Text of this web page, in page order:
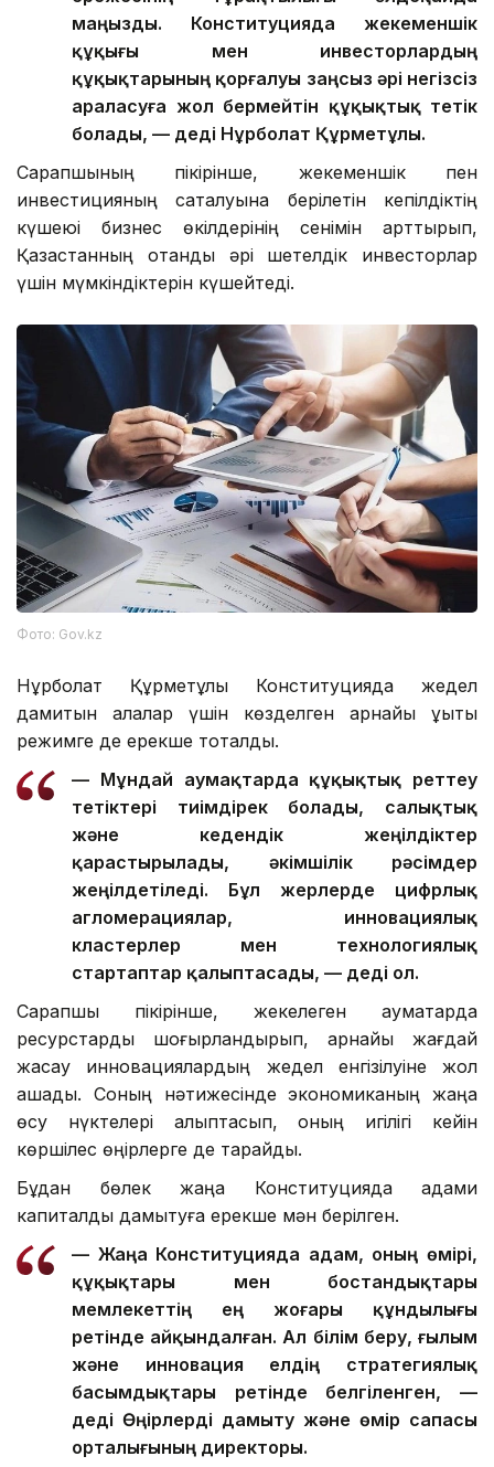
маңызды. Конституцияда жекеменшік
құқығы мен инвесторлардың
құқықтарының қорғалуы заңсыз әрі негізсіз
араласуға жол бермейтін құқықтық тетік
болады, — деді Нұрболат Құрметұлы.
Сарапшының пікірінше, жекеменшік пен
инвестицияның сақталуына берілетін кепілдіктің
күшеюі бизнес өкілдерінің сенімін арттырып,
Қазақстанның отандық әрі шетелдік инвесторлар
үшін мүмкіндіктерін күшейтеді.
Фото: Gov.kz
Нұрболат Құрметұлы Конституцияда жедел
дамитын қалалар үшін көзделген арнайы құқықтық
режимге де ерекше тоқталды.
— Мұндай аумақтарда құқықтық реттеу
тетіктері тиімдірек болады, салықтық
және кедендік жеңілдіктер
қарастырылады, әкімшілік рәсімдер
жеңілдетіледі. Бұл жерлерде цифрлық
агломерациялар, инновациялық
кластерлер мен технологиялық
стартаптар қалыптасады, — деді ол.
Сарапшы пікірінше, жекелеген аумақтарда
ресурстарды шоғырландырып, арнайы жағдай
жасау инновациялардың жедел енгізілуіне жол
ашады. Соның нәтижесінде экономиканың жаңа
өсу нүктелері қалыптасып, оның игілігі кейін
көршілес өңірлерге де тарайды.
Бұдан бөлек жаңа Конституцияда адами
капиталды дамытуға ерекше мән берілген.
— Жаңа Конституцияда адам, оның өмірі,
құқықтары мен бостандықтары
мемлекеттің ең жоғары құндылығы
ретінде айқындалған. Ал білім беру, ғылым
және инновация елдің стратегиялық
басымдықтары ретінде белгіленген, —
деді Өңірлерді дамыту және өмір сапасы
орталығының директоры.